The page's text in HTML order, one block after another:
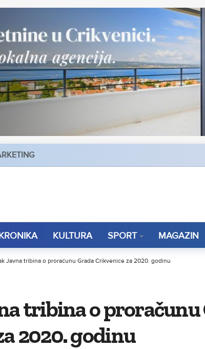
KULTURA SPORT MAGAZIN
Javna tribina o proračunu Grada Crikvenice za 2020. godinu
tribina o proračunu
2020. godinu